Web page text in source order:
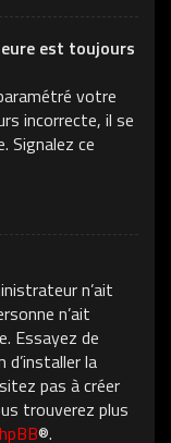
est toujours
votre
incorrecte, il se
Signalez ce
n’ait
n’ait
Essayez de
la
pas à créer
trouverez plus
®.